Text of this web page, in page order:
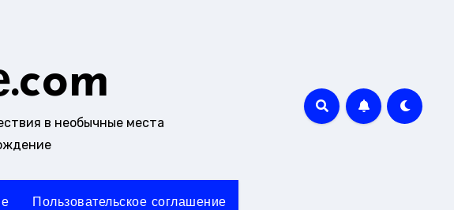
в необычные места
Пользовательское соглашение